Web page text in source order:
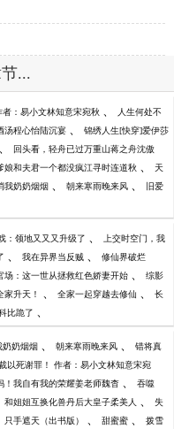
...
者：易小文林知意宋宛秋 、 人生何处不
汤程心怡陆沉宴 、 锦绣人生[快穿]爱伊莎
、 回头看，轻舟已过万重山蒋之舟沈傲
娘和夫君一个都没疯江寻时连道秋 、 天
我奶奶烟烟 、 朝来寒雨晚来风 、 旧爱
：领地又又又升级了 、 上交时空门，我
、 我在异界当反贼 、 修仙界破烂
场：这一世从拯救红色娇妻开始 、 综影
家升天！ 、 全家一起穿越去修仙 、 长
比跪了 、
奶烟烟 、 朝来寒雨晚来风 、 错将真
以死谢罪！ 作者：易小文林知意宋宛
！我自有我的荣耀姜老师魏杳 、 吞噬
和姐姐互换化兽丹后大皇子柔美人 、 失
只手遮天（出书版） 、 甜蜜蜜 、 拨雪